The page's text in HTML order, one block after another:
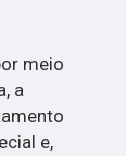
meio
a
e,